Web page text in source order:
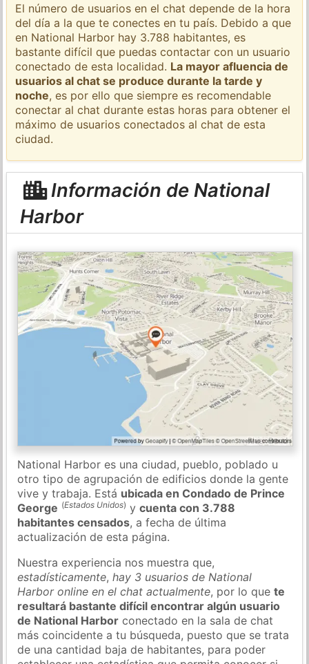
El número de usuarios en el chat depende de la hora
del día a la que te conectes en tu país. Debido a que
en National Harbor hay 3.788 habitantes, es
bastante difícil que puedas contactar con un usuario
conectado de esta localidad. La mayor afluencia de
usuarios al chat se produce durante la tarde y
noche, es por ello que siempre es recomendable
conectar al chat durante estas horas para obtener el
máximo de usuarios conectados al chat de esta
ciudad.
Información de National
Harbor
National Harbor es una ciudad, pueblo, poblado u
otro tipo de agrupación de edificios donde la gente
vive y trabaja. Está ubicada en Condado de Prince
George (Estados Unidos) ycuenta con 3.788
habitantes censados, a fecha de última
actualización de esta página.
Nuestra experiencia nos muestra que,
estadísticamente,hay 3 usuarios de National
Harbor online en el chat actualmente, por lo quete
resultará bastante difícil encontrar algún usuario
de National Harbor conectado en la sala de chat
más coincidente a tu búsqueda, puesto que se trata
de una cantidad baja de habitantes, para poder